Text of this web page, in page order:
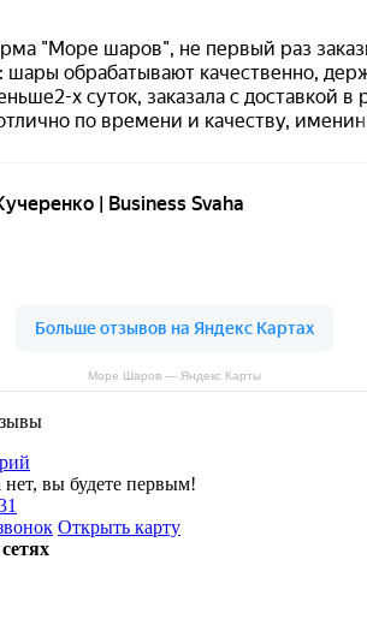
Море Шаров — Яндекс Карты
вы будете первым!
Открыть карту